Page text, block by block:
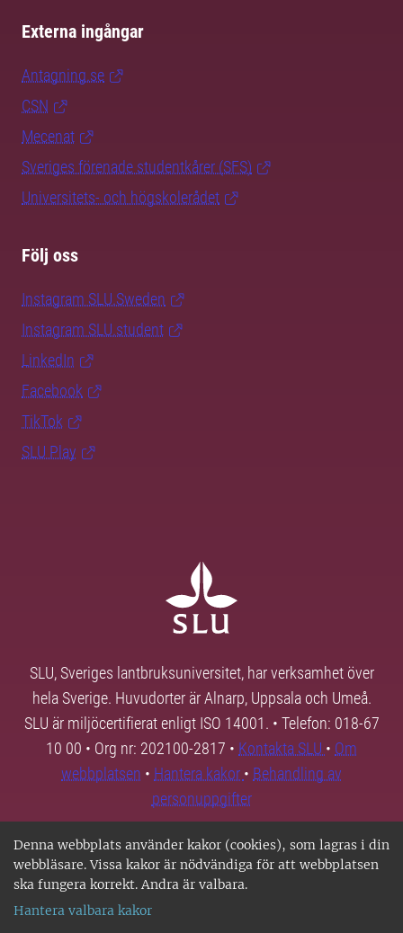
Denna webbplats använder kakor (cookies), som lagras i din
webbläsare. Vissa kakor är nödvändiga för att webbplatsen
ska fungera korrekt. Andra är valbara.
Hantera valbara kakor
Externa ingångar
Antagning.se
CSN
Mecenat
Sveriges förenade studentkårer (SFS)
Universitets- och högskolerådet
Följ oss
Instagram SLU.Sweden
Instagram SLU.student
LinkedIn
Facebook
TikTok
SLU Play
SLU, Sveriges lantbruksuniversitet, har verksamhet över
hela Sverige. Huvudorter är Alnarp, Uppsala och Umeå.
SLU är miljöcertifierat enligt ISO 14001. • Telefon: 018-67
10 00 • Org nr: 202100-2817 • Kontakta SLU • Om
webbplatsen • Hantera kakor • Behandling av
personuppgifter